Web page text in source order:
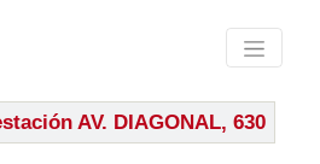
AV. DIAGONAL, 630